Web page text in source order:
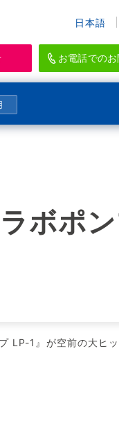
日本語
お電話での
IWAKI AQUATIC
水生生物の維持管理に特化
登録
ログイン
ースリリース
のメールマガジン一覧
ボポ
LP-1』が空前の大ヒッ